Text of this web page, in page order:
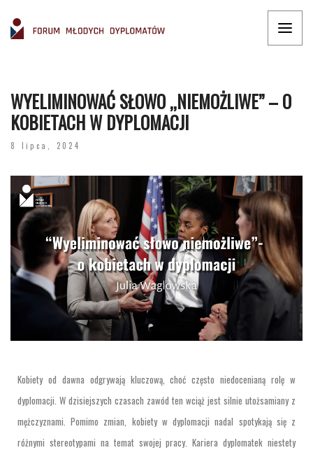
WYELIMINOWAĆ SŁOWO ,,NIEMOŻLIWE” – O
KOBIETACH W DYPLOMACJI
8 lipca, 2024
Kobiety od dawna odgrywają kluczową, choć często niedocenianą rolę w
dyplomacji. W dzisiejszych czasach zawód ten wciąż jest silnie utożsamiany z
mężczyznami. Pomimo zmian, kobiety w dyplomacji nadal spotykają się z
różnymi stereotypami na temat swojej pracy. Kariera dyplomatek niestety